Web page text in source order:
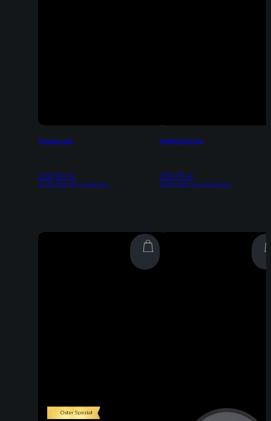
Fondue Set
259,90 €
Inkl. 19% MwSt | zzgl. Versandkosten
Kaffeetafel Set
219,75 €
Inkl. 19% MwSt | zzgl. Versandkosten